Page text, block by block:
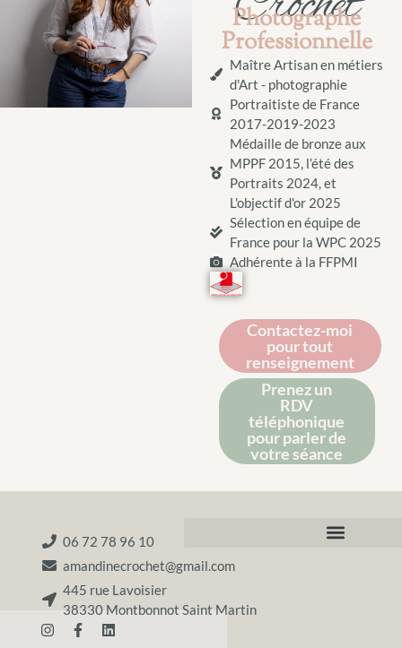
Photographe
Professionnelle
Maître Artisan en métiers
d'Art - photographie
Portraitiste de France
2017-2019-2023
Médaille de bronze aux
MPPF 2015, l’été des
Portraits 2024, et
L'objectif d'or 2025
Sélection en équipe de
France pour la WPC 2025
Adhérente à la FFPMI
Contactez-moi
pour tout
renseignement
Prenez un
RDV
téléphonique
pour parler de
votre séance
06 72 78 96 10
amandinecrochet@gmail.com
445 rue Lavoisier
38330 Montbonnot Saint Martin